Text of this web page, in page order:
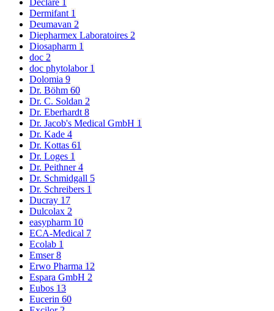
Declaré 1
Dermifant 1
Deumavan 2
Diepharmex Laboratoires 2
Diosapharm 1
doc 2
doc phytolabor 1
Dolomia 9
Dr. Böhm 60
Dr. C. Soldan 2
Dr. Eberhardt8
Dr. Jacob's Medical GmbH 1
Dr. Kade 4
Dr. Kottas 61
Dr. Loges 1
Dr. Peithner4
Dr. Schmidgall 5
Dr. Schreibers 1
Ducray 17
Dulcolax 2
easypharm 10
ECA-Medical 7
Ecolab 1
Emser8
Erwo Pharma 12
Espara GmbH 2
Eubos 13
Eucerin 60